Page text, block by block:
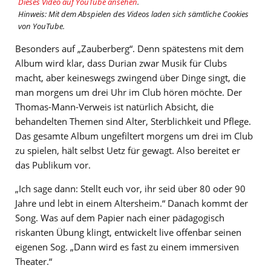
Hinweis: Mit dem Abspielen des Videos laden sich sämtliche Cookies
von YouTube.
Besonders auf „Zauberberg“. Denn spätestens mit dem
Album wird klar, dass Durian zwar Musik für Clubs
macht, aber keineswegs zwingend über Dinge singt, die
man morgens um drei Uhr im Club hören möchte. Der
Thomas-Mann-Verweis ist natürlich Absicht, die
behandelten Themen sind Alter, Sterblichkeit und Pflege.
Das gesamte Album ungefiltert morgens um drei im Club
zu spielen, hält selbst Uetz für gewagt. Also bereitet er
das Publikum vor.
„Ich sage dann: Stellt euch vor, ihr seid über 80 oder 90
Jahre und lebt in einem Altersheim.“ Danach kommt der
Song. Was auf dem Papier nach einer pädagogisch
riskanten Übung klingt, entwickelt live offenbar seinen
eigenen Sog. „Dann wird es fast zu einem immersiven
Theater.“